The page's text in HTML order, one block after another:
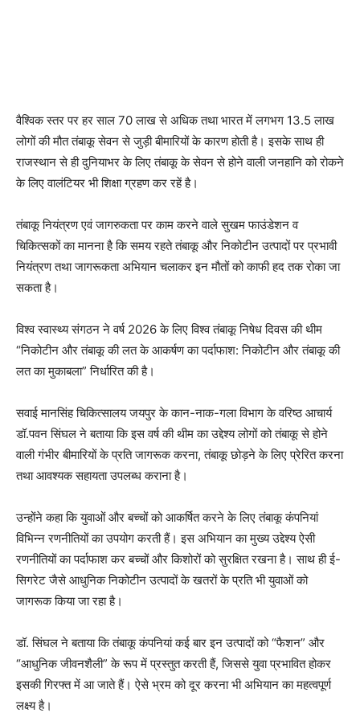
वैश्विक स्तर पर हर साल 70 लाख से अधिक तथा भारत में लगभग 13.5 लाख
लोगों की मौत तंबाकू सेवन से जुड़ी बीमारियों के कारण होती है। इसके साथ ही
राजस्थान से ही दुनियाभर के लिए तंबाकू के सेवन से होने वाली जनहानि को रोकने
के लिए वालंटियर भी शिक्षा ग्रहण कर रहें है।
तंबाकू नियंत्रण एवं जागरुकता पर काम करने वाले सुखम फाउंडेशन व
चिकित्सकों का मानना है कि समय रहते तंबाकू और निकोटीन उत्पादों पर प्रभावी
नियंत्रण तथा जागरूकता अभियान चलाकर इन मौतों को काफी हद तक रोका जा
सकता है।
विश्व स्वास्थ्य संगठन ने वर्ष 2026 के लिए विश्व तंबाकू निषेध दिवस की थीम
“निकोटीन और तंबाकू की लत के आकर्षण का पर्दाफाश: निकोटीन और तंबाकू की
लत का मुकाबला” निर्धारित की है।
सवाई मानसिंह चिकित्सालय जयपुर के कान-नाक-गला विभाग के वरिष्ठ आचार्य
डॉ.पवन सिंघल ने बताया कि इस वर्ष की थीम का उद्देश्य लोगों को तंबाकू से होने
वाली गंभीर बीमारियों के प्रति जागरूक करना, तंबाकू छोड़ने के लिए प्रेरित करना
तथा आवश्यक सहायता उपलब्ध कराना है।
उन्होंने कहा कि युवाओं और बच्चों को आकर्षित करने के लिए तंबाकू कंपनियां
विभिन्न रणनीतियों का उपयोग करती हैं। इस अभियान का मुख्य उद्देश्य ऐसी
रणनीतियों का पर्दाफाश कर बच्चों और किशोरों को सुरक्षित रखना है। साथ ही ई-
सिगरेट जैसे आधुनिक निकोटीन उत्पादों के खतरों के प्रति भी युवाओं को
जागरूक किया जा रहा है।
डॉ. सिंघल ने बताया कि तंबाकू कंपनियां कई बार इन उत्पादों को “फैशन” और
“आधुनिक जीवनशैली” के रूप में प्रस्तुत करती हैं, जिससे युवा प्रभावित होकर
इसकी गिरफ्त में आ जाते हैं। ऐसे भ्रम को दूर करना भी अभियान का महत्वपूर्ण
लक्ष्य है।